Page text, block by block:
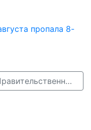
пропала 8-
Правительственный квартал на Сенной начнут возводить после новой станции метро →